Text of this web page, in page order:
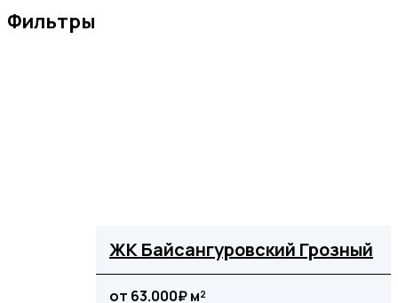
Фильтры
ЖК Байсангуровский Грозный
от 63.000₽ м²